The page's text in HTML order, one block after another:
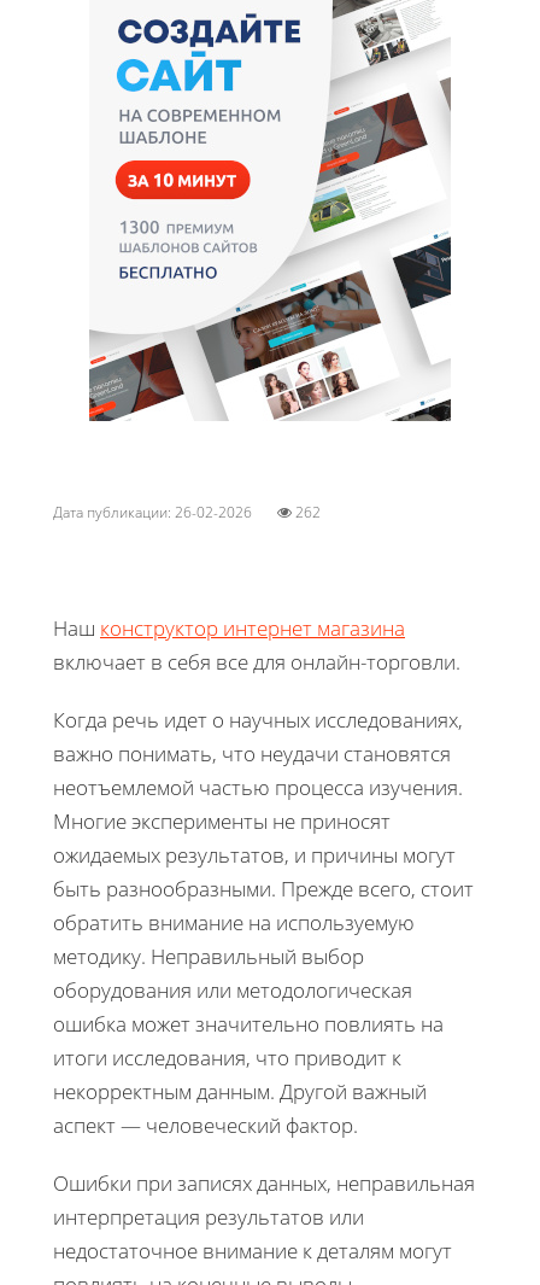
Дата публикации: 26-02-2026 262
Наш конструктор интернет магазина
включает в себя все для онлайн-торговли.
Когда речь идет о научных исследованиях,
важно понимать, что неудачи становятся
неотъемлемой частью процесса изучения.
Многие эксперименты не приносят
ожидаемых результатов, и причины могут
быть разнообразными. Прежде всего, стоит
обратить внимание на используемую
методику. Неправильный выбор
оборудования или методологическая
ошибка может значительно повлиять на
итоги исследования, что приводит к
некорректным данным. Другой важный
аспект — человеческий фактор.
Ошибки при записях данных, неправильная
интерпретация результатов или
недостаточное внимание к деталям могут